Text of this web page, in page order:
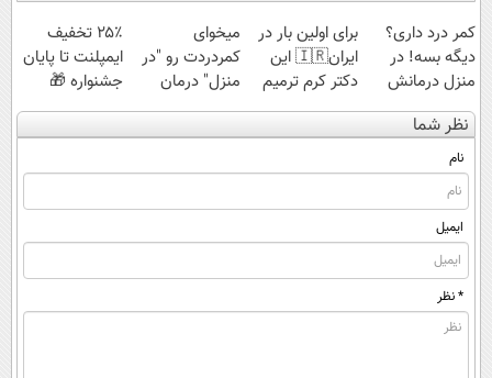
کمر درد داری؟
دیگه بسه! در
منزل درمانش
کن
(◀پرسش‌نامه)
برای اولین بار در
ایران🇮🇷 این
دکتر کرم ترمیم
کننده 23 روزه
ساخت!
میخوای
کمردردت رو "در
منزل" درمان
کنی؟ (◂فیلم +
◂پرسش‌نامه)
۲۵٪ تخفیف
ایمپلنت تا پایان
جشنواره 🎁
نظر شما
نام
ایمیل
* نظر